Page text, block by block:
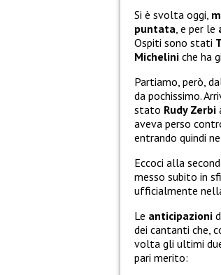
Si è svolta oggi,
puntata, e per le
Ospiti sono stati
Michelini che ha
Partiamo, però,
da pochissimo.
stato Rudy Zerbi
aveva perso
entrando quindi
Eccoci alla
messo subito in
ufficialmente
Le anticipazioni
dei cantanti che,
volta gli ultimi
pari merito: